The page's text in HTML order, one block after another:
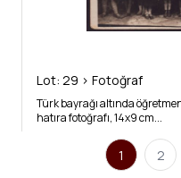
Lot: 29 > Fotoğraf
Türk bayrağı altında
hatıra fotoğrafı, 14x9 cm...
1 2